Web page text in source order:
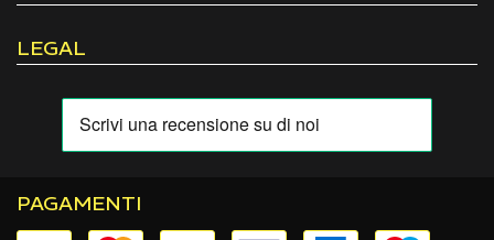
LEGAL
PAGAMENTI